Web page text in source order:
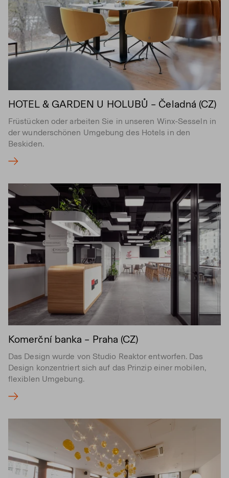
HOTEL & GARDEN U HOLUBŮ – Čeladná (CZ)
Früstücken oder arbeiten Sie in unseren Winx-Sesseln in
der wunderschönen Umgebung des Hotels in den
Beskiden.
Komerční banka – Praha (CZ)
Das Design wurde von Studio Reaktor entworfen. Das
Design konzentriert sich auf das Prinzip einer mobilen,
flexiblen Umgebung.